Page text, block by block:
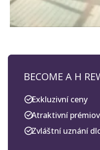
BECOME A H
Exkluzivní ceny
Atraktivní
Zvláštní uznání